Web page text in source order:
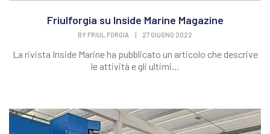
Friulforgia su Inside Marine Magazine
BY FRIUL.FORGIA | 27 GIUGNO 2022
La rivista Inside Marine ha pubblicato un articolo che descrive
le attività e gli ultimi...